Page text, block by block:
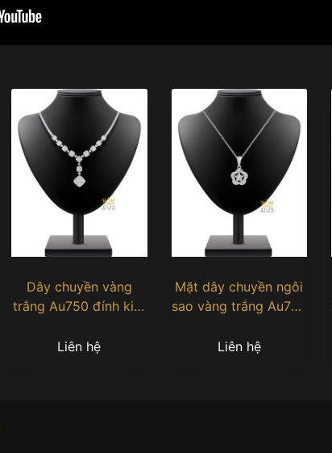
Dây chuyền vàng
trắng Au750 đính kim
Liên hệ
Mặt dây chuyền ngôi
sao vàng trắng Au750
Liên hệ